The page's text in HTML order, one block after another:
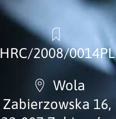
HRC/2008/0014PL
Wola
Zabierzowska 16,